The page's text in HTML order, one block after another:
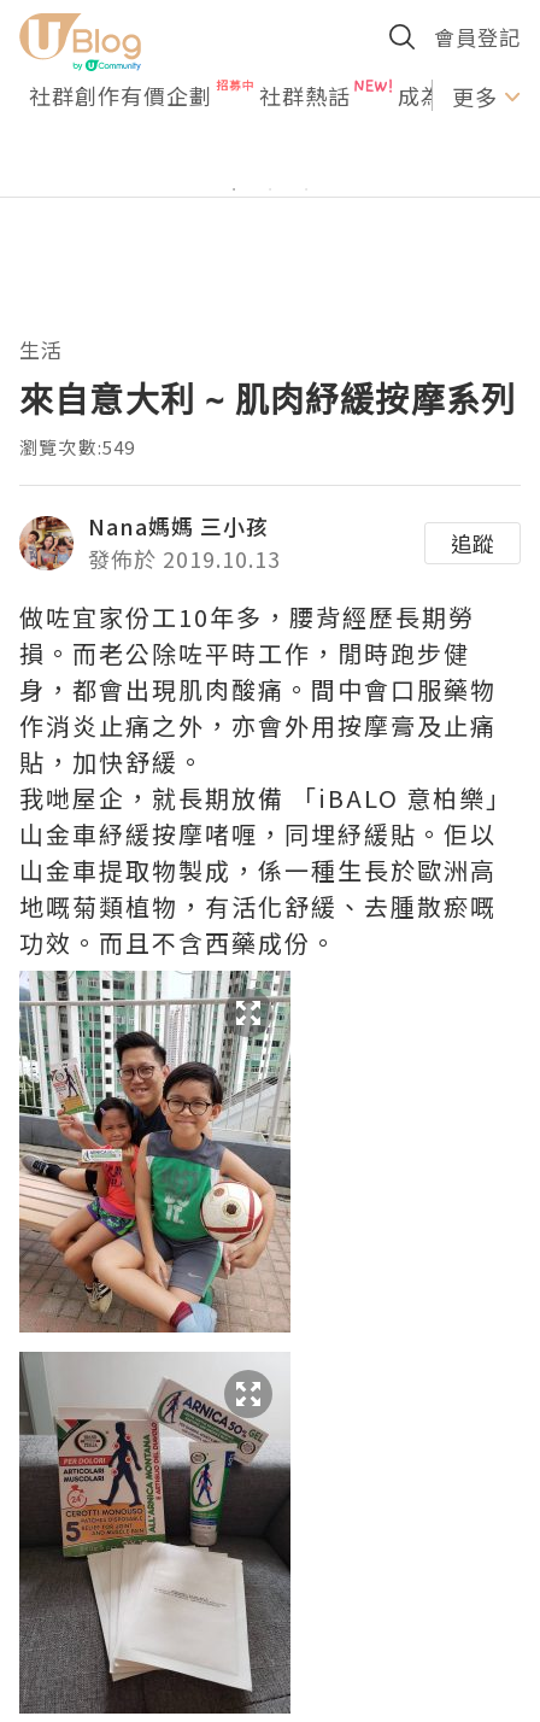
會員登記
社群創作有價企劃 社群熱話 成為U更多
生活
來自意大利 ~ 肌肉紓緩按摩系列
瀏覽次數:549
Nana媽媽 三小孩
發佈於 2019.10.13
追蹤
做咗宜家份工10年多，腰背經歷長期勞
損。而老公除咗平時工作，閒時跑步健
身，都會出現肌肉酸痛。間中會口服藥物
作消炎止痛之外，亦會外用按摩膏及止痛
貼，加快舒緩。
我哋屋企，就長期放備 「iBALO 意柏樂」
山金車紓緩按摩啫喱，同埋紓緩貼。佢以
山金車提取物製成，係一種生長於歐洲高
地嘅菊類植物，有活化舒緩、去腫散瘀嘅
功效。而且不含西藥成份。